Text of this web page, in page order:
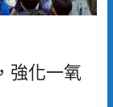
強化一氧